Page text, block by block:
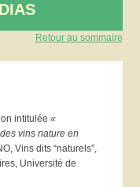
Retour au sommaire
intitulée «
vins nature en
Vins dits “naturels”,
Université de